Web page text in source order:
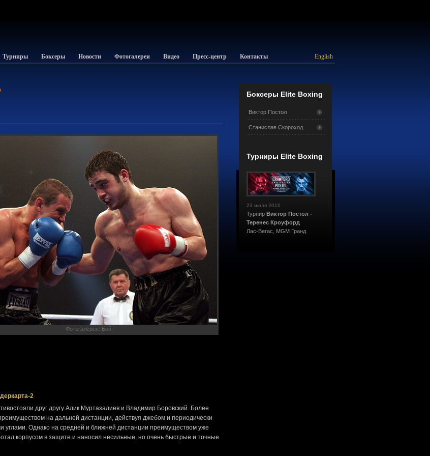
Турниры Боксеры Новости Фотогалереи Видео Пресс-центр Контакты English
Фотогалерея: Бой -
2
друг другу Алик Муртазалиев и Владимир Боровский. Более
на дальней дистанции, действуя джебом и периодически
углами. Однако на средней и ближней дистанции преимуществом уже
корпусом в защите и наносил несильные, но очень быстрые и точные
Боксеры Elite Boxing
Виктор Постол
Станислав Скороход
Турниры Elite Boxing
23 июля 2016
Турнир Виктор Постол -
Теренес Кроуфорд
Лас-Вегас, MGM Гранд